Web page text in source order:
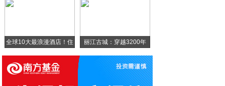
全球10大最浪漫酒店！住 丽江古城：穿越3200年